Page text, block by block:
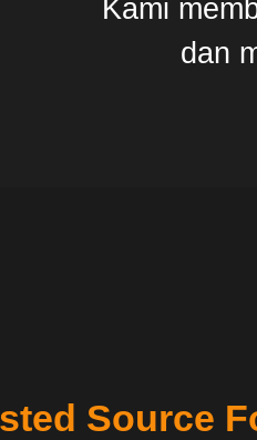
Kami
dan
Source